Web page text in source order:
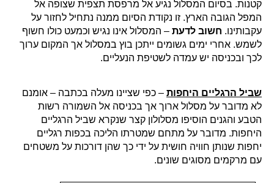
קטנות. בסיום המסלול נגיע אל מרפסת תצפית שצופה אל
המפל הגובה הארץ. זו נקודת הסיום ממנה נתחיל לחזור על
עקבותינו. חשוב לדעת – המסלול אינו נגיש וכמעט כולו חשוף
לשמש. אחרי ימים גשומים ייתכן בוץ במסלול אך המקום ערוך
לכך ובכניסה יש עמדה לשטיפת הנעליים.
שביל הרגליים היחפות – כפי שציינו מעלה בכתבה – אומנם
לא מדובר על מסלול ארוך אך בכניסה אל השמורה רשות
הטבע והגנים הוסיפו מסלולון קצר שנקרא שביל הרגליים
היחפות. מדובר על מתחם שמטרתו הליכה בכפות רגליים
יחפות שנותן חוויה חושית על ידי כך שהן דורכות על משטחים
עם מרקמים מסוגים שונים.